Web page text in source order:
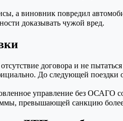
а виновник повредил
доказывать чужой вред.
договора и не
До следующей
управление без ОСАГО
превышающей санкцию